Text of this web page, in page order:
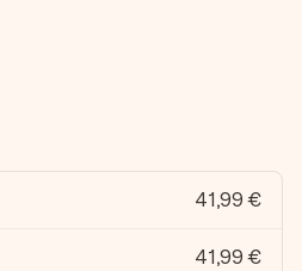
41,99 €
41,99 €